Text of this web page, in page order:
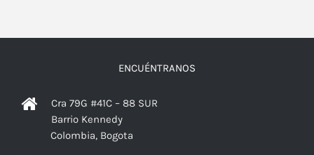
ENCUÉNTRANOS
Cra 79G #41C – 88 SUR
Barrio Kennedy
Colombia, Bogota